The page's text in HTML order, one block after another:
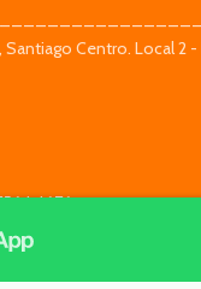
Santiago Centro. Local 2
4676